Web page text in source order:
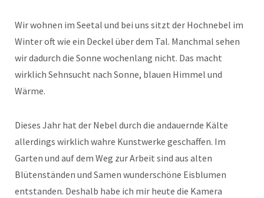
Wir wohnen im Seetal und bei uns sitzt der Hochnebel im
Winter oft wie ein Deckel über dem Tal. Manchmal sehen
wir dadurch die Sonne wochenlang nicht. Das macht
wirklich Sehnsucht nach Sonne, blauen Himmel und
Wärme.
Dieses Jahr hat der Nebel durch die andauernde Kälte
allerdings wirklich wahre Kunstwerke geschaffen. Im
Garten und auf dem Weg zur Arbeit sind aus alten
Blütenständen und Samen wunderschöne Eisblumen
entstanden. Deshalb habe ich mir heute die Kamera